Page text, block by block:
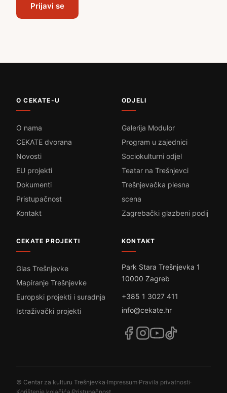
Prijavi se
O CEKATE-U
O nama
CEKATE dvorana
Novosti
EU projekti
Dokumenti
Pristupačnost
Kontakt
ODJELI
Galerija Modulor
Program u zajednici
Sociokulturni odjel
Teatar na Trešnjevci
Trešnjevačka plesna
scena
Zagrebački glazbeni podij
CEKATE PROJEKTI
Glas Trešnjevke
Mapiranje Trešnjevke
Europski projekti i suradnja
Istraživački projekti
KONTAKT
Park Stara Trešnjevka 1
10000 Zagreb
+385 1 3027 411
info@cekate.hr
© Centar za kulturu Trešnjevka·Impressum·Pravila privatnosti·